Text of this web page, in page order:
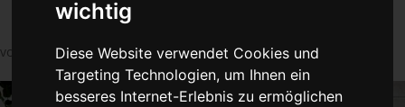
wichtig
Diese Website verwendet Cookies und
Targeting Technologien, um Ihnen ein
besseres Internet-Erlebnis zu ermöglichen
von Susan Naumann|Juli 16, 2019